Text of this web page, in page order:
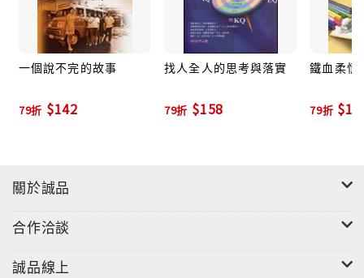
一個說不完的故事
79折 $142
找人全人的思考與落實
79折 $158
鐵血柔情
79折
關於誠品
合作洽談
誠品線上